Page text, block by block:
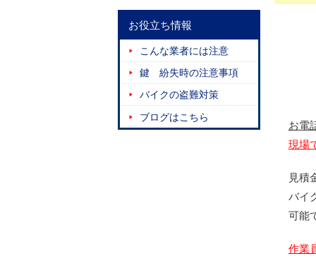
お電
現場
見積
バイ
可能
作業
お役立ち情報
こんな業者には注意
鍵 紛失時の注意事項
バイクの盗難対策
ブログはこちら